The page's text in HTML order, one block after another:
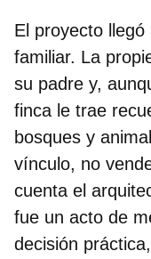
El proyecto
familiar. La
su padre y,
finca le trae
bosques y
vínculo, no
cuenta el
fue un acto de
decisión